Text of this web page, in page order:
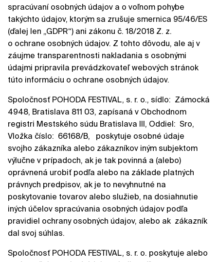
spracúvaní osobných údajov a o voľnom pohybe
takýchto údajov, ktorým sa zrušuje smernica 95/46/ES
(ďalej len „GDPR“) ani zákonu č. 18/2018 Z. z.
o ochrane osobných údajov. Z tohto dôvodu, ale aj v
záujme transparentnosti nakladania s osobnými
údajmi pripravila prevádzkovateľ webových stránok
túto informáciu o ochrane osobných údajov.
Spoločnosť POHODA FESTIVAL, s. r. o., sídlo: Zámocká
4948, Bratislava 811 03, zapísaná v Obchodnom
registri Mestského súdu Bratislava III, Oddiel: Sro,
Vložka číslo: 66168/B, poskytuje osobné údaje
svojho zákazníka alebo zákazníkov iným subjektom
výlučne v prípadoch, ak je tak povinná a (alebo)
oprávnená urobiť podľa alebo na základe platných
právnych predpisov, ak je to nevyhnutné na
poskytovanie tovarov alebo služieb, na dosiahnutie
iných účelov spracúvania osobných údajov podľa
pravidiel ochrany osobných údajov, alebo ak zákazník
dal svoj súhlas.
Spoločnosť POHODA FESTIVAL, s. r. o. poskytuje alebo